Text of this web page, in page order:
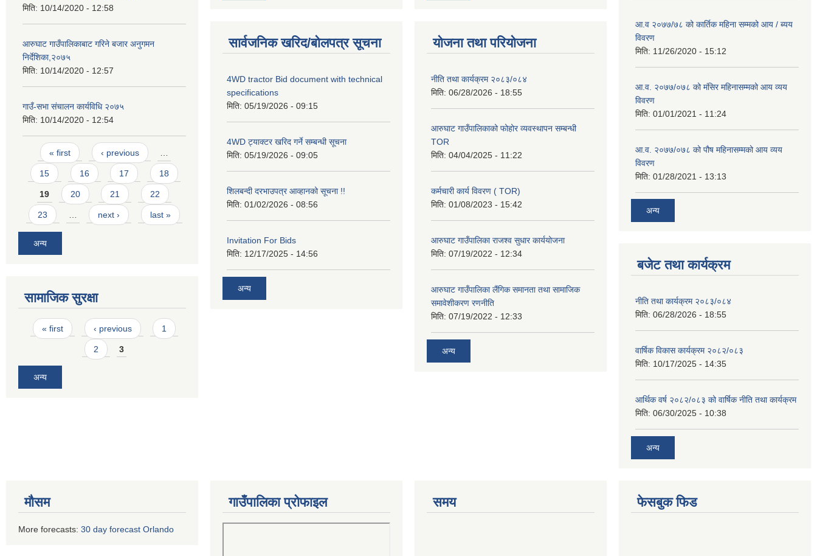
मिति: 10/14/2020 - 12:58
आरुघाट गाउँपालिकाबाट गरिने बजार अनुगमन
निर्देशिका,२०७५
मिति: 10/14/2020 - 12:57
गाउँ-सभा संचालन कार्यविधि २०७५
मिति: 10/14/2020 - 12:54
Pages
« first ‹ previous …
15 16 17 18
19 20 21 22
23 … next › last »
अन्य
सामाजिक सुरक्षा
Pages
« first ‹ previous 1
2 3
अन्य
सार्वजनिक खरिद/बोलपत्र सूचना
4WD tractor Bid document with technical
specifications
मिति: 05/19/2026 - 09:15
4WD ट्याक्टर खरिद गर्ने सम्बन्धी सूचना
मिति: 05/19/2026 - 09:05
शिलबन्दी दरभाउपत्र आव्हानको सूचना !!
मिति: 01/02/2026 - 08:56
Invitation For Bids
मिति: 12/17/2025 - 14:56
अन्य
योजना तथा परियोजना
नीति तथा कार्यक्रम २०८३/०८४
मिति: 06/28/2026 - 18:55
आरुघाट गाउँपालिकाको फोहोर व्यवस्थापन सम्बन्धी
TOR
मिति: 04/04/2025 - 11:22
कर्मचारी कार्य विवरण ( TOR)
मिति: 01/08/2023 - 15:42
आरुघाट गाउँपालिका राजश्व सुधार कार्ययोजना
मिति: 07/19/2022 - 12:34
आरुघाट गाउँपालिका लैंगिक समानता तथा सामाजिक
समावेशीकरण रणनीति
मिति: 07/19/2022 - 12:33
अन्य
आ.व २०७७/७८ को कार्तिक महिना सम्मको आय / ब्यय
विवरण
मिति: 11/26/2020 - 15:12
आ.व. २०७७/०७८ को मंसिर महिनासम्मको आय व्यय
विवरण
मिति: 01/01/2021 - 11:24
आ.व. २०७७/०७८ को पौष महिनासम्मको आय व्यय
विवरण
मिति: 01/28/2021 - 13:13
अन्य
बजेट तथा कार्यक्रम
नीति तथा कार्यक्रम २०८३/०८४
मिति: 06/28/2026 - 18:55
वार्षिक विकास कार्यक्रम २०८२/०८३
मिति: 10/17/2025 - 14:35
आर्थिक वर्ष २०८२/०८३ को वार्षिक नीति तथा कार्यक्रम
मिति: 06/30/2025 - 10:38
अन्य
मौसम
More forecasts: 30 day forecast Orlando
गाउँपालिका प्रोफाइल समय फेसबुक फिड